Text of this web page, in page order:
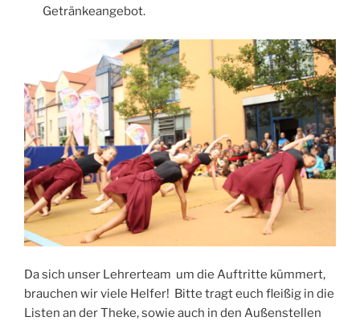
Getränkeangebot.
Da sich unser Lehrerteam um die Auftritte kümmert,
brauchen wir viele Helfer! Bitte tragt euch fleißig in die
Listen an der Theke, sowie auch in den Außenstellen